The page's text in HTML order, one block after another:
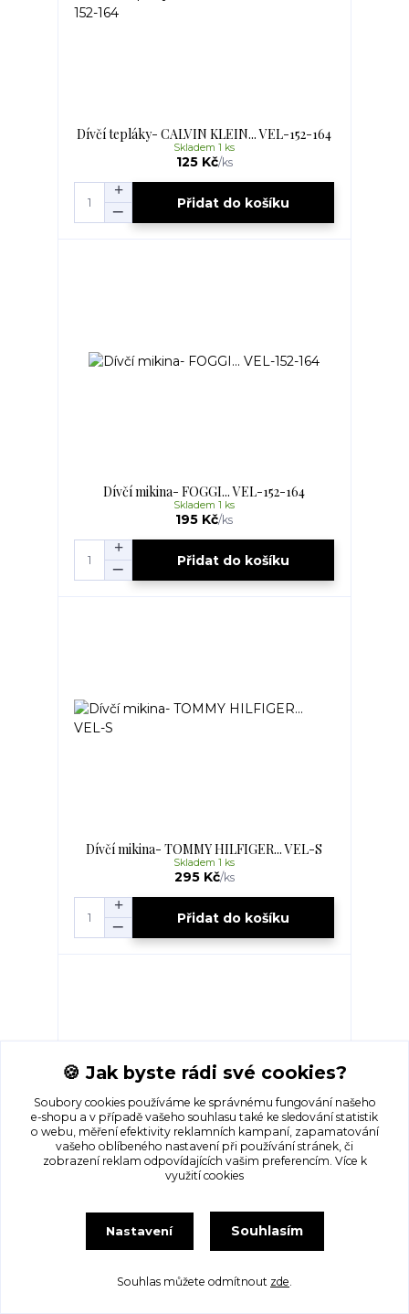
Dívčí tepláky- CALVIN KLEIN... VEL-152-164
125 Kč/ks
Skladem 1 ks
Přidat do košíku
Dívčí mikina- FOGGI... VEL-152-164
195 Kč/ks
Skladem 1 ks
Přidat do košíku
Dívčí mikina- TOMMY HILFIGER... VEL-S
295 Kč/ks
Skladem 1 ks
Přidat do košíku
Přidat do košíku
🍪 Jak byste rádi své cookies?
Soubory cookies používáme ke správnému fungování našeho
e-shopu a v případě vašeho souhlasu také ke sledování statistik
o webu, měření efektivity reklamních kampaní, zapamatování
vašeho oblíbeného nastavení při používání stránek, či
zobrazení reklam odpovídajících vašim preferencím. Více k
využití cookies
Nastavení Souhlasím
Souhlas můžete odmítnout zde